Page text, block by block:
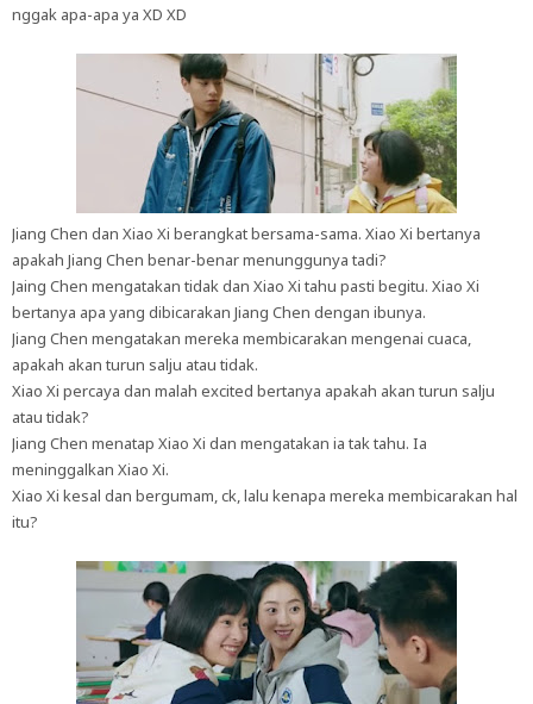
nggak apa-apa ya XD XD
Jiang Chen dan Xiao Xi berangkat bersama-sama. Xiao Xi bertanya
apakah Jiang Chen benar-benar menunggunya tadi?
Jaing Chen mengatakan tidak dan Xiao Xi tahu pasti begitu. Xiao Xi
bertanya apa yang dibicarakan Jiang Chen dengan ibunya.
Jiang Chen mengatakan mereka membicarakan mengenai cuaca,
apakah akan turun salju atau tidak.
Xiao Xi percaya dan malah excited bertanya apakah akan turun salju
atau tidak?
Jiang Chen menatap Xiao Xi dan mengatakan ia tak tahu. Ia
meninggalkan Xiao Xi.
Xiao Xi kesal dan bergumam, ck, lalu kenapa mereka membicarakan hal
itu?